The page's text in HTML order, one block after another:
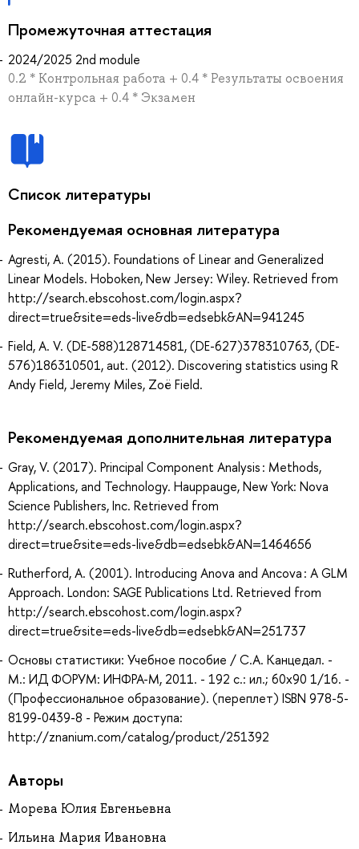
Промежуточная аттестация
2024/2025 2nd module
0.2 * Контрольная работа + 0.4 * Результаты освоения
онлайн-курса + 0.4 * Экзамен
Список литературы
Рекомендуемая основная литература
Agresti, A. (2015). Foundations of Linear and Generalized
Linear Models. Hoboken, New Jersey: Wiley. Retrieved from
http://search.ebscohost.com/login.aspx?
direct=true&site=eds-live&db=edsebk&AN=941245
Field, A. V. (DE-588)128714581, (DE-627)378310763, (DE-
576)186310501, aut. (2012). Discovering statistics using R
Andy Field, Jeremy Miles, Zoë Field.
Рекомендуемая дополнительная литература
Gray, V. (2017). Principal Component Analysis : Methods,
Applications, and Technology. Hauppauge, New York: Nova
Science Publishers, Inc. Retrieved from
http://search.ebscohost.com/login.aspx?
direct=true&site=eds-live&db=edsebk&AN=1464656
Rutherford, A. (2001). Introducing Anova and Ancova : A GLM
Approach. London: SAGE Publications Ltd. Retrieved from
http://search.ebscohost.com/login.aspx?
direct=true&site=eds-live&db=edsebk&AN=251737
Основы статистики: Учебное пособие / С.А. Канцедал. -
М.: ИД ФОРУМ: ИНФРА-М, 2011. - 192 с.: ил.; 60x90 1/16. -
(Профессиональное образование). (переплет) ISBN 978-5-
8199-0439-8 - Режим доступа:
http://znanium.com/catalog/product/251392
Авторы
Морева Юлия Евгеньевна
Ильина Мария Ивановна